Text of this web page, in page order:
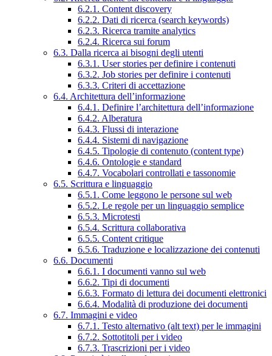
6.2.1. Content discovery
6.2.2. Dati di ricerca (search keywords)
6.2.3. Ricerca tramite analytics
6.2.4. Ricerca sui forum
6.3. Dalla ricerca ai bisogni degli utenti
6.3.1. User stories per definire i contenuti
6.3.2. Job stories per definire i contenuti
6.3.3. Criteri di accettazione
6.4. Architettura dell’informazione
6.4.1. Definire l’architettura dell’informazione
6.4.2. Alberatura
6.4.3. Flussi di interazione
6.4.4. Sistemi di navigazione
6.4.5. Tipologie di contenuto (content type)
6.4.6. Ontologie e standard
6.4.7. Vocabolari controllati e tassonomie
6.5. Scrittura e linguaggio
6.5.1. Come leggono le persone sul web
6.5.2. Le regole per un linguaggio semplice
6.5.3. Microtesti
6.5.4. Scrittura collaborativa
6.5.5. Content critique
6.5.6. Traduzione e localizzazione dei contenuti
6.6. Documenti
6.6.1. I documenti vanno sul web
6.6.2. Tipi di documenti
6.6.3. Formato di lettura dei documenti elettronici
6.6.4. Modalità di produzione dei documenti
6.7. Immagini e video
6.7.1. Testo alternativo (alt text) per le immagini
6.7.2. Sottotitoli per i video
6.7.3. Trascrizioni per i video